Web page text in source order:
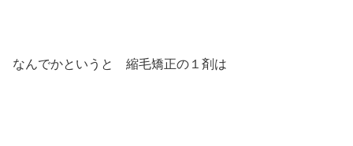
なんでかというと 縮毛矯正の１剤は